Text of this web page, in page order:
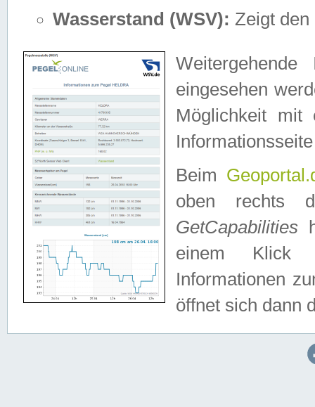
Wasserstand (WSV): Zeigt den
eingesehen
Möglichkeit mit
Beim
oben rechts
GetCapabilities
einem Klick
Informationen
öffnet sich dann